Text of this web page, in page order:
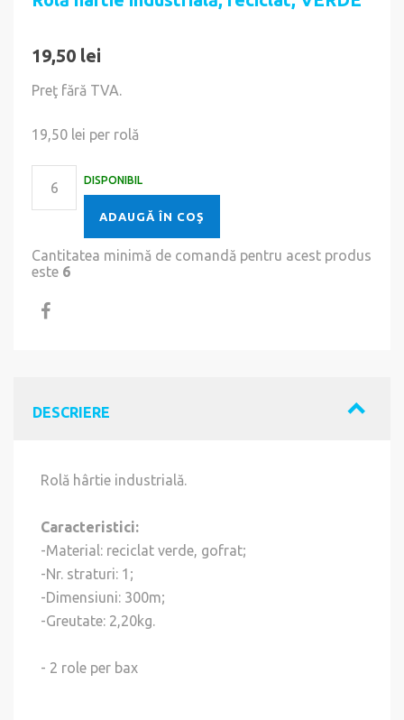
19,50 lei
Preţ fără TVA.
19,50 lei per rolă
DISPONIBIL
ADAUGĂ ÎN COŞ
Cantitatea minimă de comandă pentru acest produs
este 6
DESCRIERE
Rolă hârtie industrială.
Caracteristici:
-Material: reciclat verde, gofrat;
-Nr. straturi: 1;
-Dimensiuni: 300m;
-Greutate: 2,20kg.
- 2 role per bax